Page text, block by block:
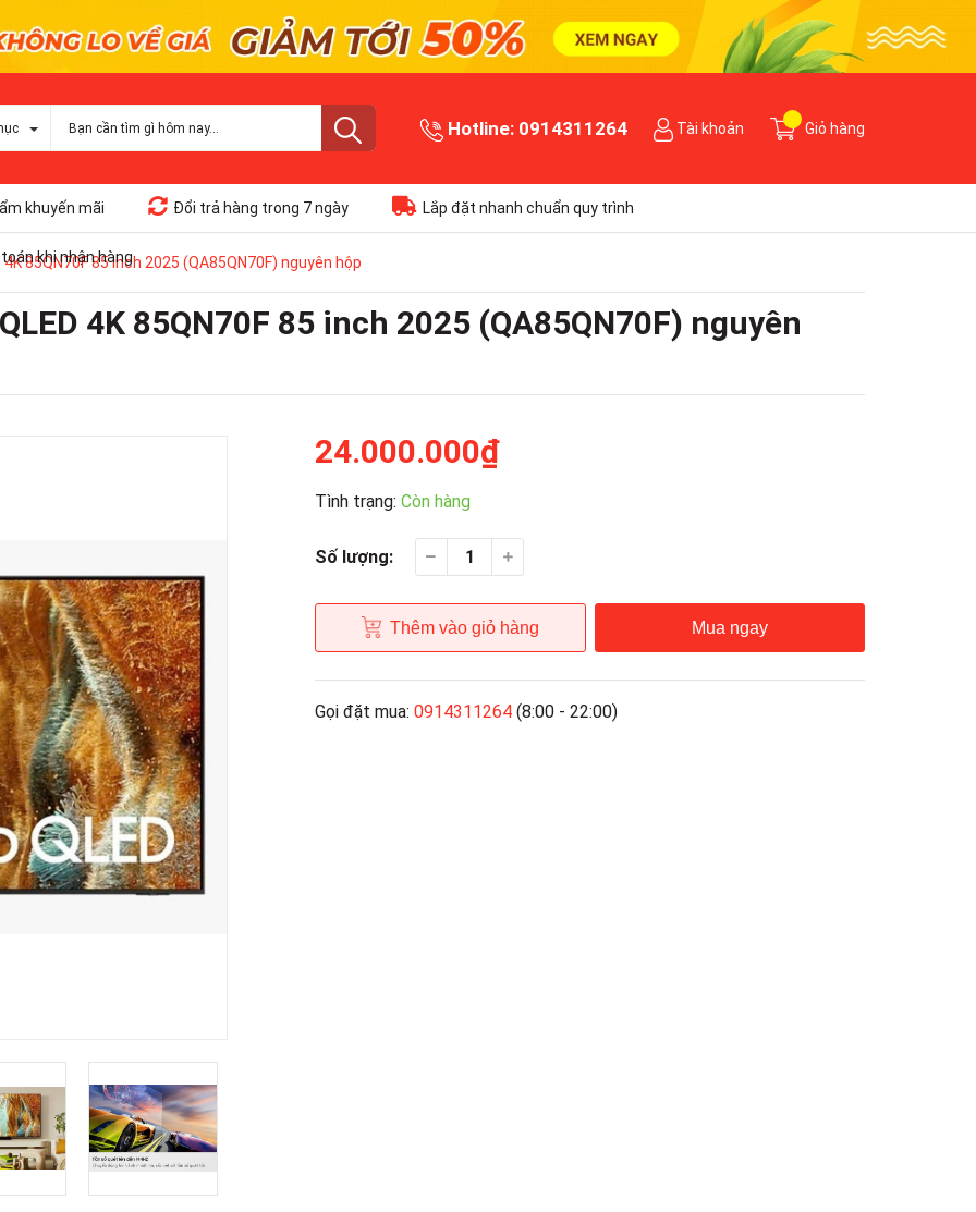
Hotline: 0914311264 Tài khoản Giỏ hàng
khuyến mãi Đổi trả hàng trong 7 ngày Lắp đặt nhanh chuẩn quy trình
khi nhận hàng
85QN70F 85 inch 2025 (QA85QN70F) nguyên hộp
4K 85QN70F 85 inch 2025 (QA85QN70F) nguyên
24.000.000₫
Tình trạng: Còn hàng
Số lượng:
Thêm vào giỏ hàng Mua ngay
Gọi đặt mua: 0914311264 (8:00 - 22:00)